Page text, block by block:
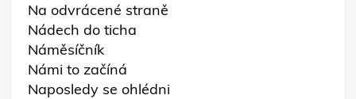
Na odvrácené straně
Nádech do ticha
Náměsíčník
Námi to začíná
Naposledy se ohlédni